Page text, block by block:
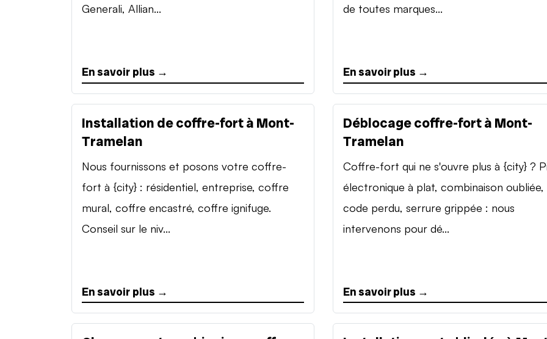
Generali, Allian...
En savoir plus →
de toutes marques...
En savoir plus →
Installation de coffre-fort à Mont-
Tramelan
Nous fournissons et posons votre coffre-
fort à {city} : résidentiel, entreprise, coffre
mural, coffre encastré, coffre ignifuge.
Conseil sur le niv...
En savoir plus →
Déblocage coffre-fort à Mont-
Tramelan
Coffre-fort qui ne s'ouvre plus à {city} ?
électronique à plat, combinaison oubliée,
code perdu, serrure grippée : nous
intervenons pour dé...
En savoir plus →